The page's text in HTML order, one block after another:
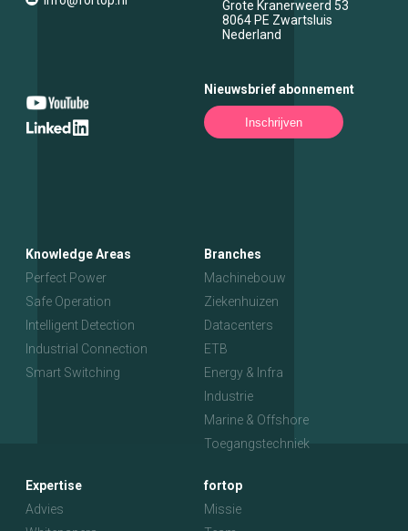
Grote Kranerweerd 53
8064 PE Zwartsluis
Nederland
Nieuwsbrief abonnement
Inschrijven
Knowledge Areas
Perfect Power
Safe Operation
Intelligent Detection
Industrial Connection
Smart Switching
Branches
Machinebouw
Ziekenhuizen
Datacenters
ETB
Energy & Infra
Industrie
Marine & Offshore
Toegangstechniek
Expertise
Advies
fortop
Missie